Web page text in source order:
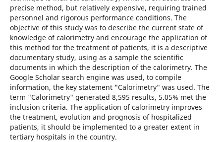
precise method, but relatively expensive, requiring trained
personnel and rigorous performance conditions. The
objective of this study was to describe the current state of
knowledge of calorimetry and encourage the application of
this method for the treatment of patients, it is a descriptive
documentary study, using as a sample the scientific
documents in which the description of the calorimetry. The
Google Scholar search engine was used, to compile
information, the key statement "Calorimetry" was used. The
term "Calorimetry" generated 8,595 results, 5.05% met the
inclusion criteria. The application of calorimetry improves
the treatment, evolution and prognosis of hospitalized
patients, it should be implemented to a greater extent in
tertiary hospitals in the country.